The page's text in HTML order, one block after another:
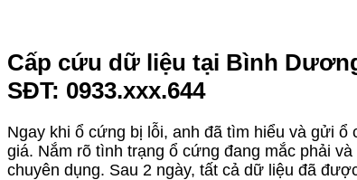
Cấp cứu dữ liệu tại Bình
SĐT: 0933.xxx.644
Ngay khi ổ cứng bị lỗi, anh đã tìm hiểu và gửi
giá. Nắm rõ tình trạng ổ cứng đang mắc phải
chuyên dụng. Sau 2 ngày, tất cả dữ liệu đã